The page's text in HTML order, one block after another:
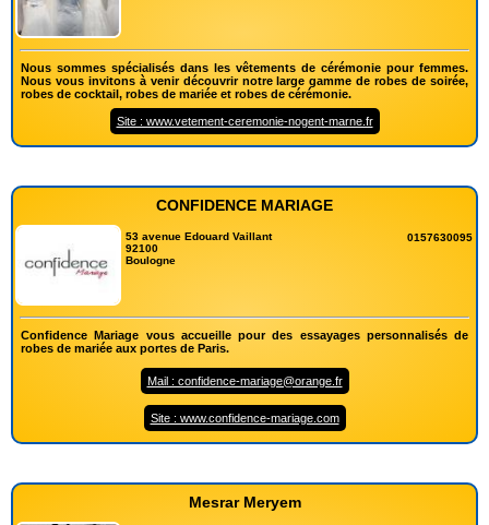
Nous sommes spécialisés dans les vêtements de cérémonie pour femmes.
Nous vous invitons à venir découvrir notre large gamme de robes de soirée,
robes de cocktail, robes de mariée et robes de cérémonie.
Site : www.vetement-ceremonie-nogent-marne.fr
CONFIDENCE MARIAGE
53 avenue Edouard Vaillant
92100
Boulogne
0157630095
Confidence Mariage vous accueille pour des essayages personnalisés de
robes de mariée aux portes de Paris.
Mail : confidence-mariage@orange.fr
Site : www.confidence-mariage.com
Mesrar Meryem